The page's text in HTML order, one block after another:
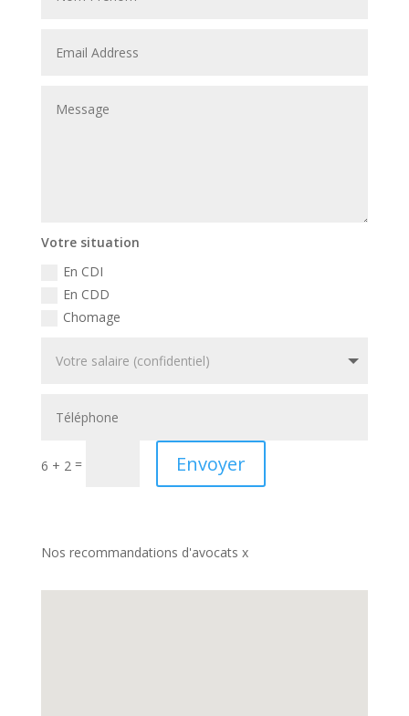
Votre situation
En CDI
En CDD
Chomage
6 + 2 = Envoyer
Nos recommandations d'avocats x